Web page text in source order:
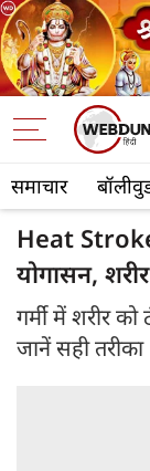
समाचार
Heat Stroke
योगासन,
गर्मी में शरीर
जानें सही तरीका